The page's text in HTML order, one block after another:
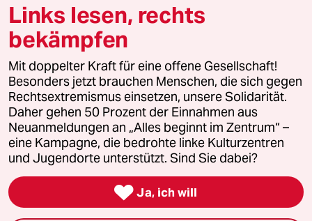
© 2026 taz Verlags und Vertriebs GmbH
Alle Rechte vorbehalten. Bei rechtlichen Fragen oder für Genehmigungen
wenden Sie sich bitte an
lizenzen@taz.de
Feedback Redaktionsstatut Kommune-Richtlinien
Leitlinie Informant Datenschutz Impressum AGB
Seitenwende Einwilligungen widerrufen (Ads)
Links lesen, rechts
bekämpfen
Mit doppelter Kraft für eine offene Gesellschaft!
Besonders jetzt brauchen Menschen, die sich gegen
Rechtsextremismus einsetzen, unsere Solidarität.
Daher gehen 50 Prozent der Einnahmen aus
Neuanmeldungen an „Alles beginnt im Zentrum“ –
eine Kampagne, die bedrohte linke Kulturzentren
und Jugendorte unterstützt. Sind Sie dabei?
 Ja, ich will